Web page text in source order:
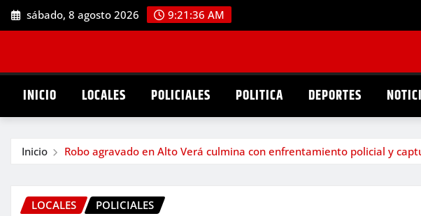
Saltar
al
sábado, 8 agosto 2026 9:21:38 AM
INICIO LOCALES POLICIALES POLITICA DEPORTES
Inicio Robo agravado en Alto Verá culmina con enfrentamiento policial y
LOCALES POLICIALES